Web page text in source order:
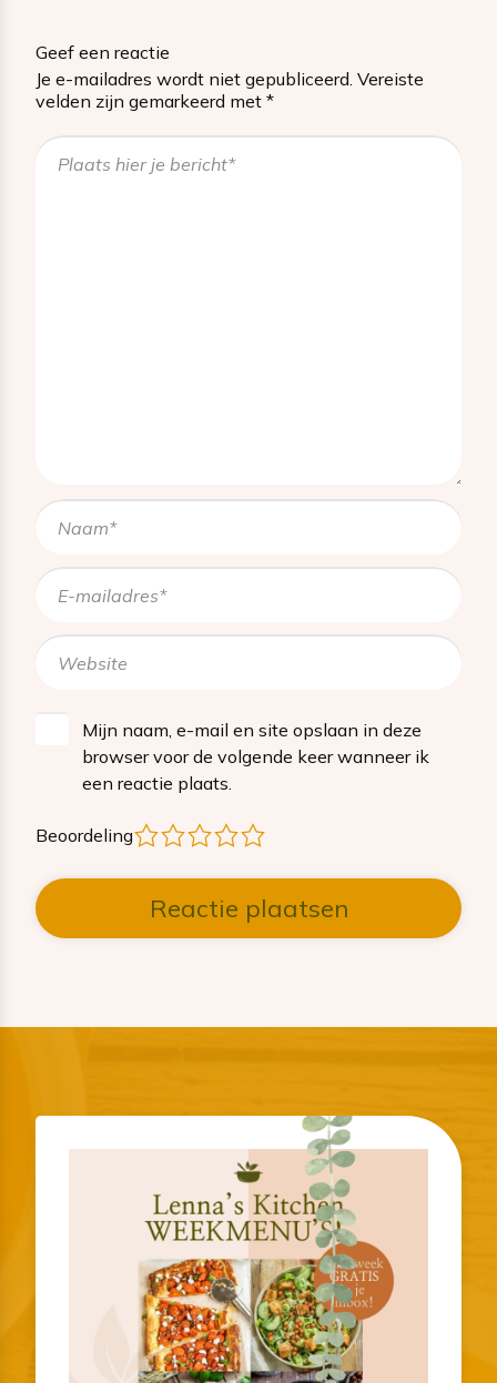
Geef een reactie
Je e-mailadres wordt niet gepubliceerd. Vereiste
velden zijn gemarkeerd met *
Mijn naam, e-mail en site opslaan in deze
browser voor de volgende keer wanneer ik
een reactie plaats.
Beoordeling 4
3
2
1